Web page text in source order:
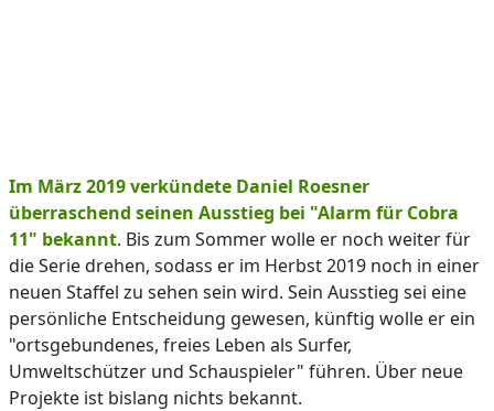
Im März 2019 verkündete Daniel Roesner
überraschend seinen Ausstieg bei "Alarm für Cobra
11" bekannt. Bis zum Sommer wolle er noch weiter für
die Serie drehen, sodass er im Herbst 2019 noch in einer
neuen Staffel zu sehen sein wird. Sein Ausstieg sei eine
persönliche Entscheidung gewesen, künftig wolle er ein
"ortsgebundenes, freies Leben als Surfer,
Umweltschützer und Schauspieler" führen. Über neue
Projekte ist bislang nichts bekannt.